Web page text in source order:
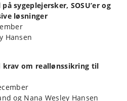
sygeplejersker, SOSU’er og
løsninger
Hansen
krav om reallønssikring til
og Nana Wesley Hansen